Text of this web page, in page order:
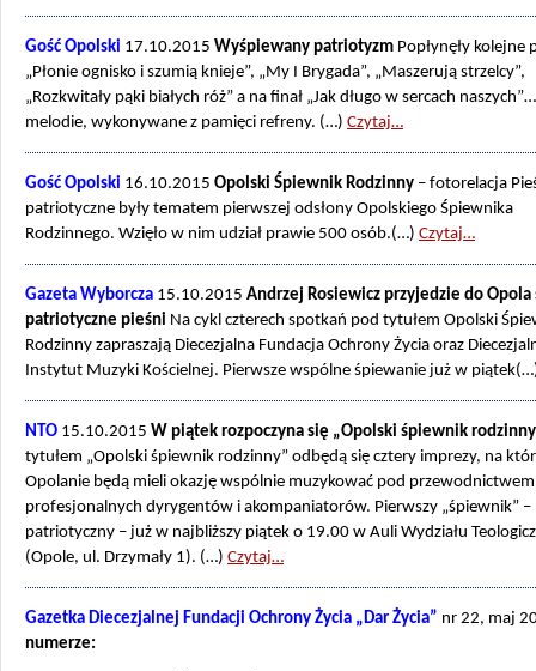
Gość Opolski 17.10.2015 Wyśpiewany patriotyzm Popłynęły kolejne
„Płonie ognisko i szumią knieje”, „My I Brygada”, „Maszerują strzelcy”,
„Rozkwitały pąki białych róż” a na finał „Jak długo w sercach
melodie, wykonywane z pamięci refreny. (…) Czytaj…
Gość Opolski 16.10.2015 Opolski Śpiewnik Rodzinny – fotorelacja
patriotyczne były tematem pierwszej odsłony Opolskiego Śpiewnika
Rodzinnego. Wzięło w nim udział prawie 500 osób.(…) Czytaj…
Gazeta Wyborcza 15.10.2015 Andrzej Rosiewicz przyjedzie do Opola
patriotyczne pieśni Na cykl czterech spotkań pod tytułem Opolski
Rodzinny zapraszają Diecezjalna Fundacja Ochrony Życia oraz
Instytut Muzyki Kościelnej. Pierwsze wspólne śpiewanie już w
NTO 15.10.2015 W piątek rozpoczyna się „Opolski śpiewnik
tytułem „Opolski śpiewnik rodzinny” odbędą się cztery imprezy, na
Opolanie będą mieli okazję wspólnie muzykować pod przewodnictwem
profesjonalnych dyrygentów i akompaniatorów. Pierwszy „śpiewnik” –
patriotyczny – już w najbliższy piątek o 19.00 w Auli Wydziału
(Opole, ul. Drzymały 1). (…) Czytaj…
Gazetka Diecezjalnej Fundacji Ochrony Życia „Dar Życia” nr 22, maj
numerze: